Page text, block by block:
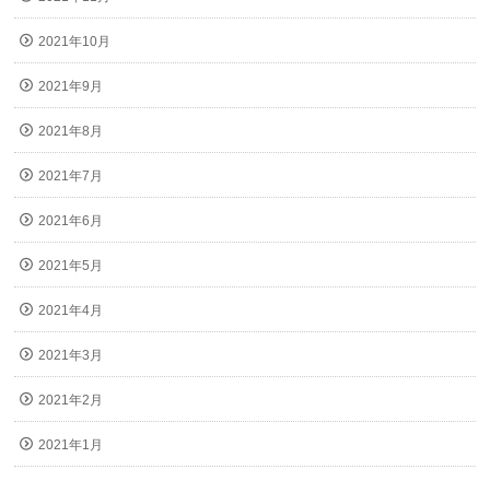
2021年10月
2021年9月
2021年8月
2021年7月
2021年6月
2021年5月
2021年4月
2021年3月
2021年2月
2021年1月